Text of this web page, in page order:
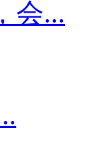
会...